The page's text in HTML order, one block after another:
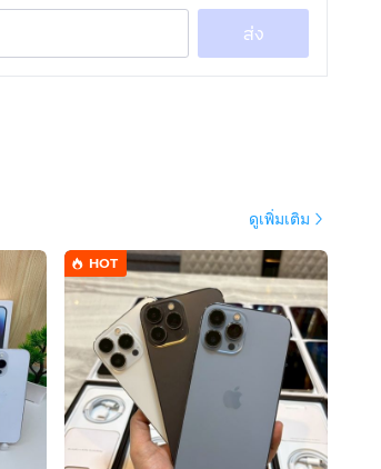
ส่ง
ดูเพิ่มเติม
HOT